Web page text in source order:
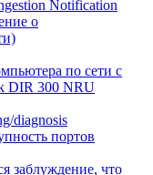
Notification
о
по сети с
DIR 300 NRU
diagnosis
портов
заблуждение, что